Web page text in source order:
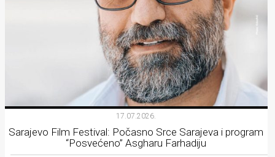
17.07.2026.
Sarajevo Film Festival: Počasno Srce Sarajeva i program
“Posvećeno” Asgharu Farhadiju